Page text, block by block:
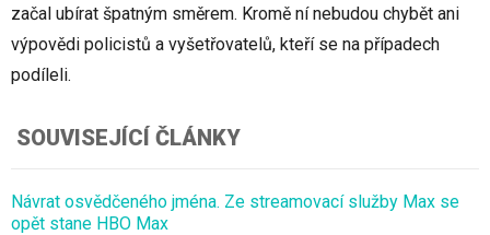
začal ubírat špatným směrem. Kromě ní nebudou chybět ani
výpovědi policistů a vyšetřovatelů, kteří se na případech
podíleli.
SOUVISEJÍCÍ ČLÁNKY
Návrat osvědčeného jména. Ze streamovací služby Max se
opět stane HBO Max